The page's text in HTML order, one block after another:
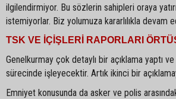
ilgilendirmiyor. Bu sözlerin sahipleri oraya
istemiyorlar. Biz yolumuza kararlılıkla devam
TSK VE İÇİŞLERİ RAPORLARI
Genelkurmay çok detaylı bir açıklama yaptı
sürecinde işleyecektir. Artık ikinci bir
Emniyet konusunda da asker ve polis